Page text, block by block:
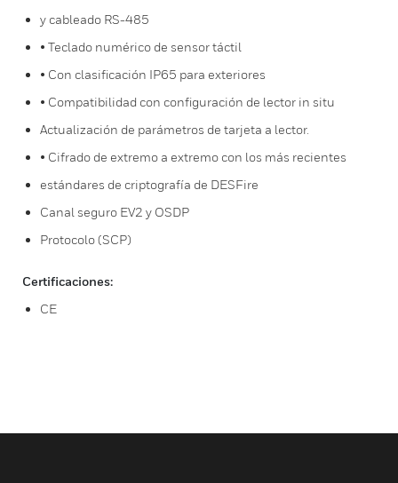
y cableado RS-485
• Teclado numérico de sensor táctil
• Con clasificación IP65 para exteriores
• Compatibilidad con configuración de lector in situ
Actualización de parámetros de tarjeta a lector.
• Cifrado de extremo a extremo con los más recientes
estándares de criptografía de DESFire
Canal seguro EV2 y OSDP
Protocolo (SCP)
Certificaciones:
CE